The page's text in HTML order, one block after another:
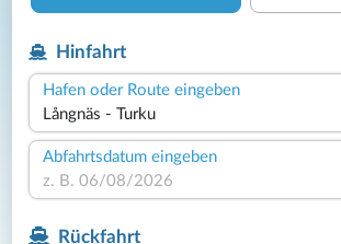
Hinfahrt
Hafen oder Route eingeben
Abfahrtsdatum eingeben
Rückfahrt